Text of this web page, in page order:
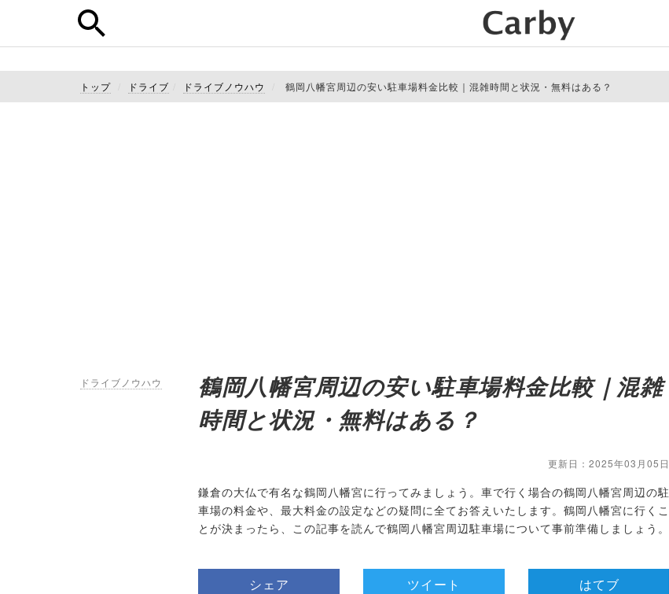
トップ ドライブ ドライブノウハウ 鶴岡八幡宮周辺の安い駐車場料金比較｜混雑時間と状況・無料はある？
ドライブノウハウ
鶴岡八幡宮周辺の安い駐車場料金比較｜混雑
時間と状況・無料はある？
更新日：2025年03月05日
鎌倉の大仏で有名な鶴岡八幡宮に行ってみましょう。車で行く場合の鶴岡八幡宮周辺の駐
車場の料金や、最大料金の設定などの疑問に全てお答えいたします。鶴岡八幡宮に行くこ
とが決まったら、この記事を読んで鶴岡八幡宮周辺駐車場について事前準備しましょう。
シェア ツイート はてブ